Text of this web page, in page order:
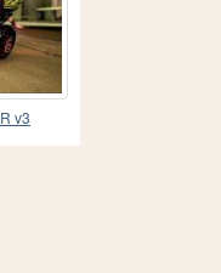
v3